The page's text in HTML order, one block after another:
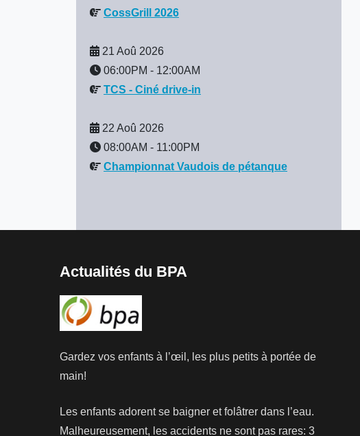
CossGrill 2026
21 Aoû 2026
06:00PM - 12:00AM
TCS - Ciné drive-in
22 Aoû 2026
08:00AM - 11:00PM
Championnat Vaudois de pétanque
Actualités du BPA
Gardez vos enfants à l’œil, les plus petits à portée de
main!
Les enfants adorent se baigner et folâtrer dans l’eau.
Malheureusement, les accidents ne sont pas rares: 3